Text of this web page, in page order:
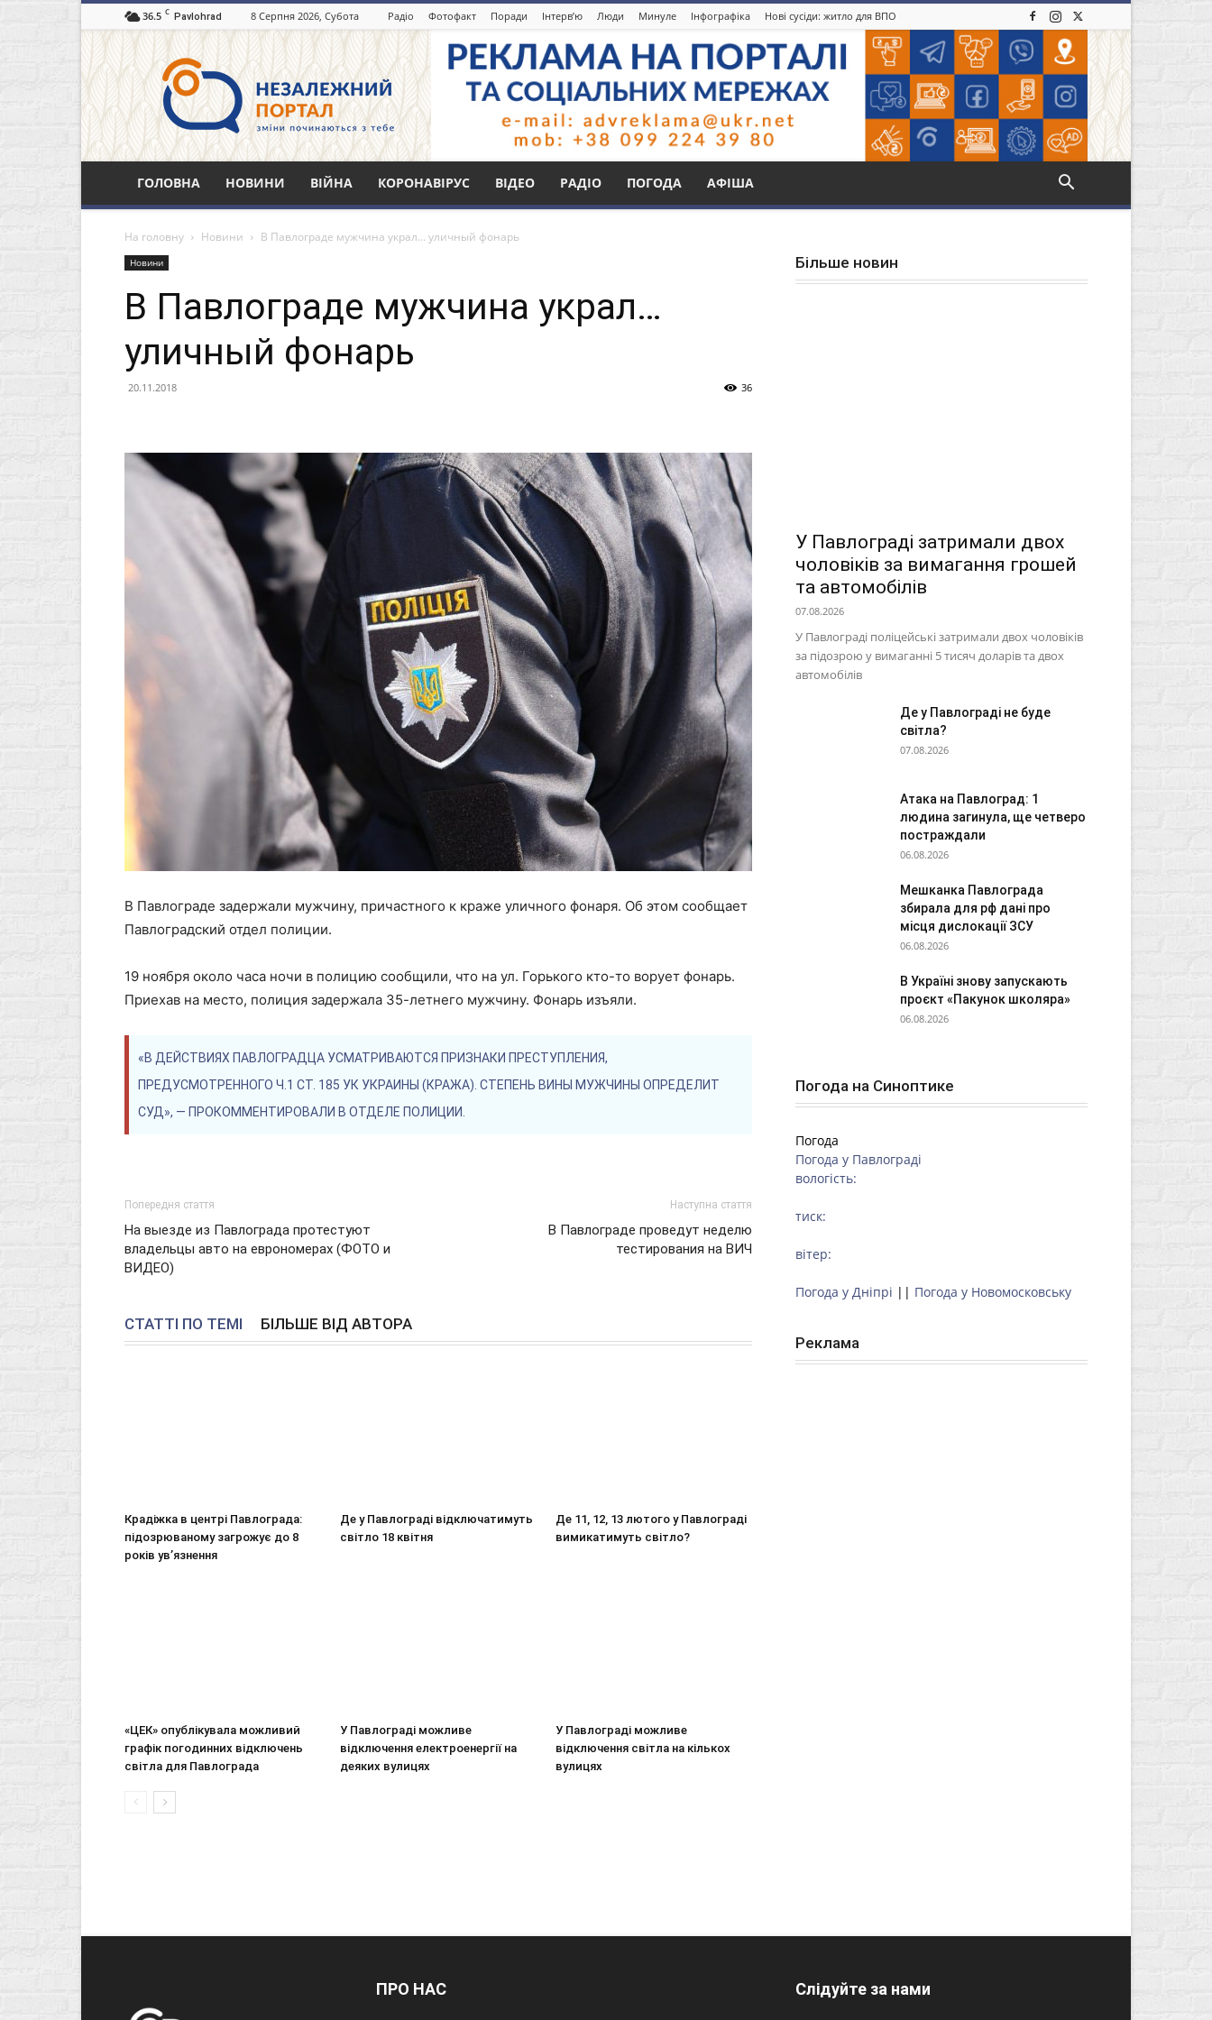
36.5 C Pavlohrad 8 Серпня 2026, Субота Радіо Фотофакт Поради Інтерв’ю Люди Минуле Інфографіка Нові сусіди: житло для ВПО
Незалежний
портал
Павлоград.dp.ua
ГОЛОВНА НОВИНИ ВІЙНА КОРОНАВІРУС ВІДЕО РАДІО ПОГОДА АФІША
На головну Новини В Павлограде мужчина украл… уличный фонарь
Новини
В Павлограде мужчина украл…
уличный фонарь
20.11.2018 36
В Павлограде задержали мужчину, причастного к краже уличного фонаря. Об этом сообщает
Павлоградский отдел полиции.
19 ноября около часа ночи в полицию сообщили, что на ул. Горького кто-то ворует фонарь.
Приехав на место, полиция задержала 35-летнего мужчину. Фонарь изъяли.
«В ДЕЙСТВИЯХ ПАВЛОГРАДЦА УСМАТРИВАЮТСЯ ПРИЗНАКИ ПРЕСТУПЛЕНИЯ,
ПРЕДУСМОТРЕННОГО Ч.1 СТ. 185 УК УКРАИНЫ (КРАЖА). СТЕПЕНЬ ВИНЫ МУЖЧИНЫ ОПРЕДЕЛИТ
СУД», — ПРОКОММЕНТИРОВАЛИ В ОТДЕЛЕ ПОЛИЦИИ.
Попередня стаття
На выезде из Павлограда протестуют
владельцы авто на еврономерах (ФОТО и
ВИДЕО)
Наступна стаття
В Павлограде проведут неделю
тестирования на ВИЧ
СТАТТІ ПО ТЕМІ БІЛЬШЕ ВІД АВТОРА
Крадіжка в центрі Павлограда:
підозрюваному загрожує до 8
років ув’язнення
Де у Павлограді відключатимуть
світло 18 квітня
Де 11, 12, 13 лютого у Павлограді
вимикатимуть світло?
«ЦЕК» опублікувала можливий
графік погодинних відключень
світла для Павлограда
У Павлограді можливе
відключення електроенергії на
деяких вулицях
У Павлограді можливе
відключення світла на кількох
вулицях
Більше новин
У Павлограді затримали двох
чоловіків за вимагання грошей
та автомобілів
07.08.2026
У Павлограді поліцейські затримали двох чоловіків
за підозрою у вимаганні 5 тисяч доларів та двох
автомобілів
Де у Павлограді не буде
світла?
07.08.2026
Атака на Павлоград: 1
людина загинула, ще четверо
постраждали
06.08.2026
Мешканка Павлограда
збирала для рф дані про
місця дислокації ЗСУ
06.08.2026
В Україні знову запускають
проєкт «Пакунок школяра»
06.08.2026
Погода на Синоптике
Погода
Погода у Павлограді
вологість:
тиск:
вітер:
Погода у Дніпрі || Погода у Новомосковську
Реклама
ПРО НАС Слідуйте за нами